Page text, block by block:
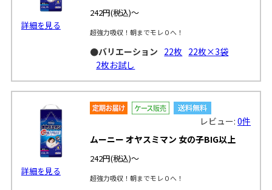
詳細を見る
242円(税込)～
超強力吸収！朝までモレ０へ！
●バリエーション 22枚 22枚×3袋
2枚お試し
詳細を見る
レビュー:0件
ムーニー オヤスミマン 女の子BIG以上
242円(税込)～
超強力吸収！朝までモレ０へ！